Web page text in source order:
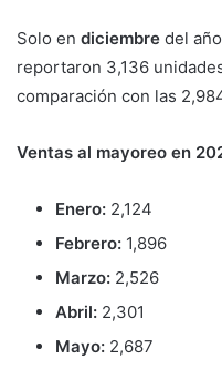
Solo en diciembre del
reportaron 3,136
comparación con las
Ventas al mayoreo en
Enero: 2,124
Febrero: 1,896
Marzo: 2,526
Abril: 2,301
Mayo: 2,687